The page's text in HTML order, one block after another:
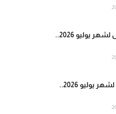
توقعات برج القوس لشهر يوليو 2026..
توقعات برج الحوت لشهر يوليو 2026..